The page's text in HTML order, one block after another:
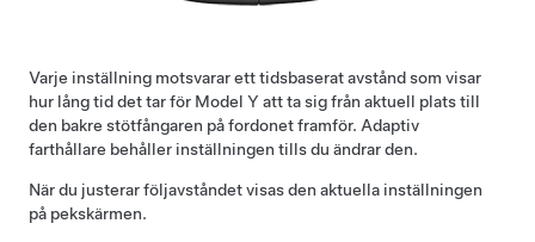
Varje inställning motsvarar ett tidsbaserat avstånd som visar
hur lång tid det tar för Model Y att ta sig från aktuell plats till
den bakre stötfångaren på fordonet framför. Adaptiv
farthållare behåller inställningen tills du ändrar den.
När du justerar följavståndet visas den aktuella inställningen
på pekskärmen.